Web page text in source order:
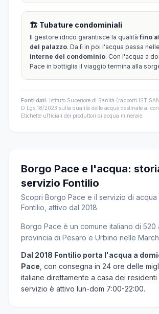
🏗️ Tubature condominiali
Il gestore idrico garantisce la qualitàfino
del palazzo. Da lì in poi l'acqua passa nelle
interne del condominio. Con l'acqua a
Pace in bottiglia il viaggio termina alla
Fonti dati: Istituto Superiore di Sanità (rapporti
D.Lgs 18/2023 sulla qualità delle acque destinate al
Etichette ufficiali dei produttori di acqua minerale.
Borgo Pace e l'acqua:
servizio Fontilio
Scopri Borgo Pace e il servizio di acqua
Fontilio, attivo dal 2018.
Borgo Pace è un comune italiano di 520
provincia di Pesaro e Urbino nelle
Dal 2018 Fontilio porta l'acqua a
Pace , con consegna in 24 ore delle
italiane direttamente a casa dei residenti
servizio è attivo lun-dom 7:00-22:00.